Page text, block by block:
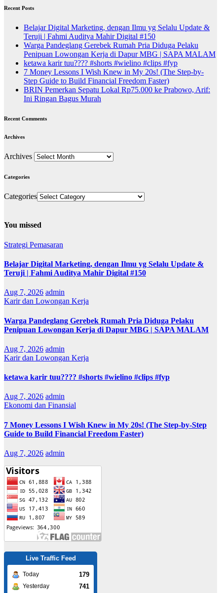
Recent Posts
Belajar Digital Marketing, dengan Ilmu yg Selalu Update &
Teruji | Fahmi Auditya Mahir Digital #150
Warga Pandeglang Gerebek Rumah Pria Diduga Pelaku
Penipuan Lowongan Kerja di Dapur MBG | SAPA MALAM
ketawa karir tuu???? #shorts #wielino #clips #fyp
7 Money Lessons I Wish Knew in My 20s! (The Step-by-
Step Guide to Build Financial Freedom Faster)
BRIN Pemerkan Sepatu Lokal Rp75.000 ke Prabowo, Arif:
Ini Ringan Bagus Murah
Recent Comments
Archives
Archives
Categories
Categories
You missed
Strategi Pemasaran
Belajar Digital Marketing, dengan Ilmu yg Selalu Update &
Teruji | Fahmi Auditya Mahir Digital #150
Aug 7, 2026 admin
Karir dan Lowongan Kerja
Warga Pandeglang Gerebek Rumah Pria Diduga Pelaku
Penipuan Lowongan Kerja di Dapur MBG | SAPA MALAM
Aug 7, 2026 admin
Karir dan Lowongan Kerja
ketawa karir tuu???? #shorts #wielino #clips #fyp
Aug 7, 2026 admin
Ekonomi dan Finansial
7 Money Lessons I Wish Knew in My 20s! (The Step-by-Step
Guide to Build Financial Freedom Faster)
Aug 7, 2026 admin
Live Traffic Feed
Today 179
Yesterday 741